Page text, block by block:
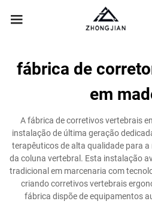
fábrica de
em
A fábrica de corretivos vertebrais
instalação de última geração
terapêuticos de alta qualidade para
da coluna vertebral. Esta instalação
tradicional em marcenaria com
criando corretivos vertebrais
fábrica dispõe de equipamentos